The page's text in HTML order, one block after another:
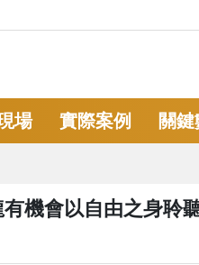
場 實際案例 關
機會以自由之身聆